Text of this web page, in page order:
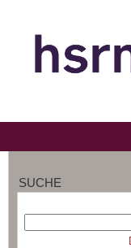
SUCHE